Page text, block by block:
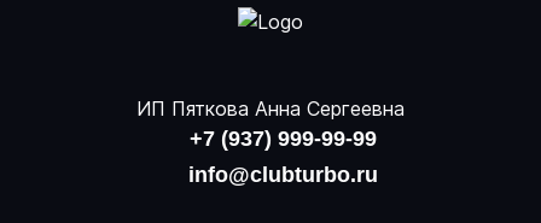
ИП Пяткова Анна Сергеевна
+7 (937) 999-99-99
info@clubturbo.ru